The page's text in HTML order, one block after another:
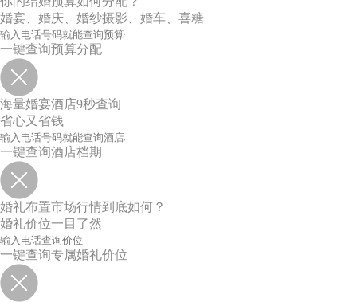
婚宴、婚庆、婚纱摄影、婚车、喜糖
一键查询预算分配
海量婚宴酒店9秒查询
省心又省钱
一键查询酒店档期
婚礼布置市场行情到底如何？
婚礼价位一目了然
一键查询专属婚礼价位